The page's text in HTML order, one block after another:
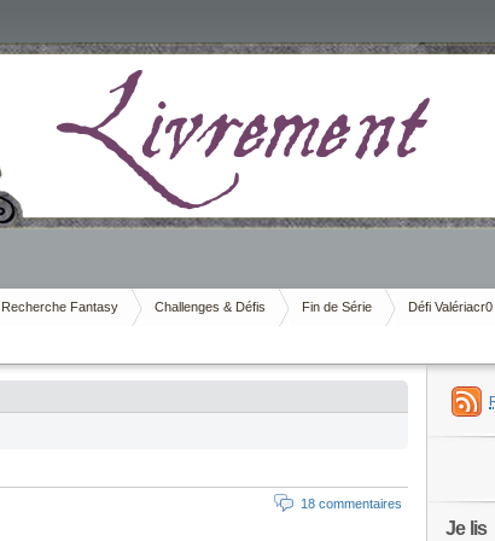
Recherche Fantasy Challenges & Défis Fin de Série Défi Valériacr0
18 commentaires
Je lis